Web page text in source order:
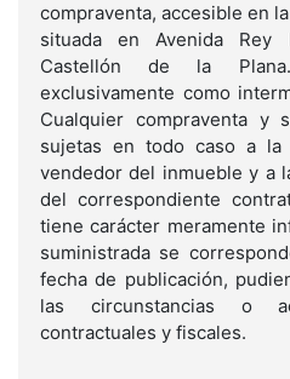
compraventa, accesible en
situada en Avenida Rey
Castellón de la
exclusivamente como
Cualquier compraventa y
sujetas en todo caso a la
vendedor del inmueble y a
del correspondiente
tiene carácter meramente
suministrada se
fecha de publicación,
las circunstancias o
contractuales y fiscales.